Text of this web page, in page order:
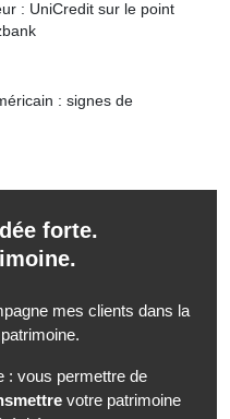
: UniCredit sur le point
: signes de
forte.
mes clients dans la
: vous permettre de
votre patrimoine